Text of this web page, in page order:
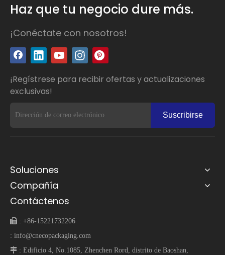
Haz que tu negocio dure más.
¡Conéctate con nosotros!
¡Regístrese para recibir ofertas y actualizaciones
exclusivas!
Suscribirse
Soluciones
Compañía
Contáctenos
 : +86-15221732206
: info@cnecopackaging.com
 : Edificio 4, No.1085, Zhenchen Rord, distrito de Baoshan,